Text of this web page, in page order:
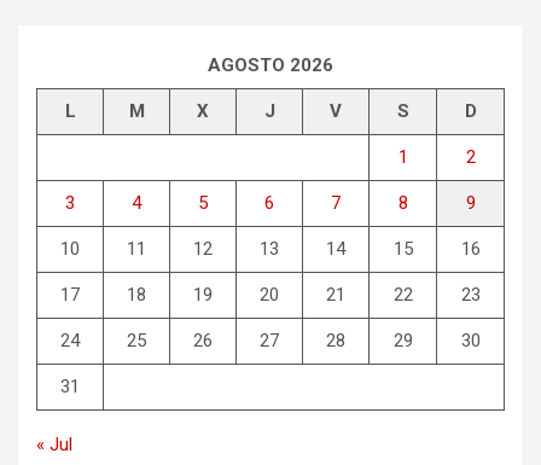
AGOSTO 2026
L M X J V S D
1 2
3 4 5 6 7 8 9
10 11 12 13 14 15 16
17 18 19 20 21 22 23
24 25 26 27 28 29 30
31
« Jul